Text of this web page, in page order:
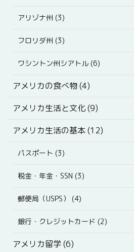
アリゾナ州 (3)
フロリダ州 (3)
ワシントン州シアトル (6)
アメリカの食べ物 (4)
アメリカ生活と文化 (9)
アメリカ生活の基本 (12)
パスポート (3)
税金・年金・SSN (3)
郵便局（USPS） (4)
銀行・クレジットカード (2)
アメリカ留学 (6)